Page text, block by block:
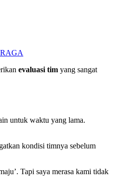
evaluasi tim yang sangat
untuk waktu yang lama.
kondisi timnya sebelum
Tapi saya merasa kami tidak